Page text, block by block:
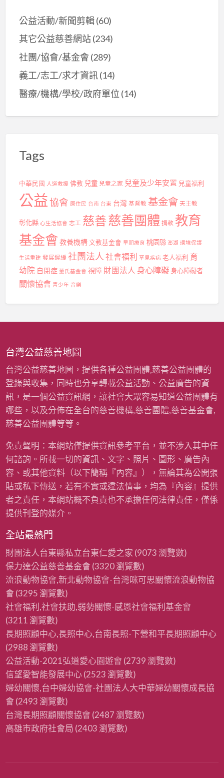
公益活動/新聞剪輯(60)
其它公益慈善網站(234)
社團/協會/基金會 (289)
義工/志工/求才資訊(14)
醫療/機構/學校/政府單位 (14)
Tags
中華民國 人道救援 佛教 兒童 兒童之家 兒童及少年安置 兒童福利
公益協會 原住民 台南 台東 台灣 基督教 基金會 天主教
彰化縣 心生活協會 志工 慈善慈善團體 捐款 教育
基金會教養機構 文教基金會 早期療育 桃園縣 澎湖 環境保護
生活重建 發展遲緩 社團法人 社會福利 罕見疾病 老人福利 育
幼院 自閉症 董氏基金會 視障 財團法人 身心障礙 身心障礙者
關懷協會 青少年 音樂
台灣公益慈善地圖
台灣公益慈善地圖，提供各種公益團體,慈善公益團體的
登錄與收集，同時也分享轉載公益活動、公益廣告的資
訊，是一個公益資訊網，讓社會大眾容易知道公益團體有
哪些，以及分佈在全台的慈善機構,慈善團體,慈善基金會,
慈善公益團體等等。
免責聲明：本網站僅提供資訊參考平台，並不涉入其中任
何諮詢。所載一切的資訊、文字、照片、圖形、廣告內
容、或其他資料（以下簡稱『內容』），無論其為公開張
貼或私下傳送，若有不實或違法情事，均為『內容』提供
者之責任，本網站概不負責也不承擔任何法律責任，僅係
提供刊登的媒介。
全站最熱門
財團法人台東縣私立台東仁愛之家 (9073 瀏覽數)
保力達公益慈善基金會 (3320 瀏覽數)
流浪動物協會,新北動物協會-台灣咪可思關懷流浪動物協
會 (3295 瀏覽數)
社會福利,社會扶助,弱勢關懷-感恩社會福利基金會
(3211 瀏覽數)
長期照顧中心,長照中心,台南長照-下營和平長期照顧中心
(2988 瀏覽數)
公益活動-2021弘道愛心園遊會 (2739 瀏覽數)
信望愛智能發展中心(2523 瀏覽數)
婦幼關懷,台中婦幼協會-社團法人大中華婦幼關懷成長協
會 (2493 瀏覽數)
台灣長期照顧關懷協會 (2487 瀏覽數)
高雄市政府社會局 (2403 瀏覽數)